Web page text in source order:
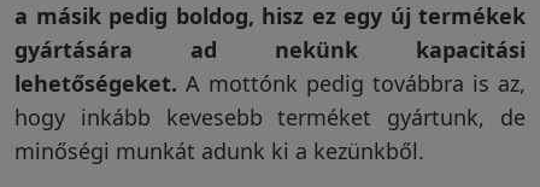
GPS
nyomkövetés
Kiegészítők
a másik pedig boldog, hisz ez egy új termékek
gyártására ad nekünk kapacitási
lehetőségeket. A mottónk pedig továbbra is az,
hogy inkább kevesebb terméket gyártunk, de
minőségi munkát adunk ki a kezünkből.